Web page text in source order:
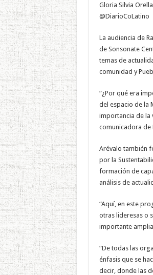
Gloria Silvia
@DiarioCoLatino
La audiencia de
de Sonsonate
temas de
comunidad y
“¿Por qué era
del espacio de la
importancia de la
comunicadora de
Arévalo también
por la
formación de
análisis de
“Aquí, en este
otras lideresas o
importante
“De todas las
énfasis que se
decir, donde las